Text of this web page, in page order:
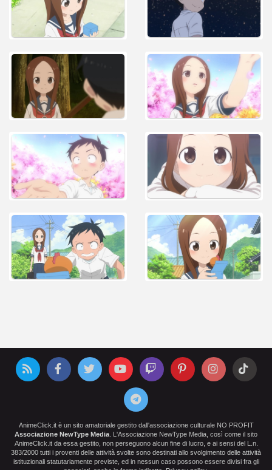
AnimeClick.it è un sito amatoriale gestito dall'associazione culturale NO PROFIT
Associazione NewType Media . L'Associazione NewType Media, così come il sito
AnimeClick.it da essa gestito, non perseguono alcun fine di lucro, e ai sensi del L.n.
383/2000 tutti i proventi delle attività svolte sono destinati allo svolgimento delle attività
istituzionali statutariamente previste, ed in nessun caso possono essere divisi fra gli